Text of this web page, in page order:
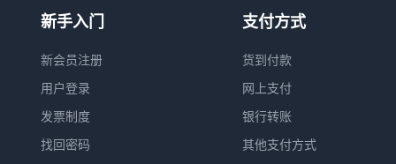
新手入门
新会员注册
用户登录
发票制度
找回密码
支付方式
货到付款
网上支付
银行转账
其他支付方式